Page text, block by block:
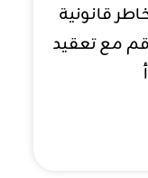
قانونية
مع تعقيد